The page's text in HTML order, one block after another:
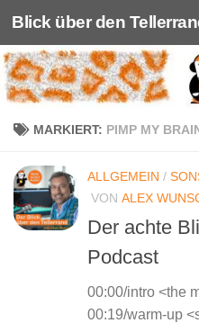
Unter dem Inhalt
Blick über den
MARKIERT: PIMP MY
ALLGEMEIN /
VON ALEX
Der achte
Podcast
00:00/intro <the
00:19/warm-up